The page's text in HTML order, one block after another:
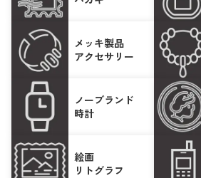
メッキ製品
アクセサリー
ノーブランド
時計
絵画
リトグラフ